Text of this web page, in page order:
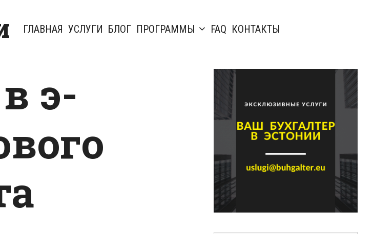
ГЛАВНАЯ УСЛУГИ БЛОГ ПРОГРАММЫ FAQ КОНТАКТЫ
э-